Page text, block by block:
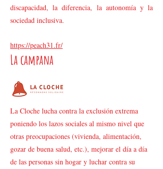
discapacidad, la diferencia, la autonomía y la
sociedad inclusiva.
https://peach31.fr/
La campana
La Cloche lucha contra la exclusión extrema
poniendo los lazos sociales al mismo nivel que
otras preocupaciones (vivienda, alimentación,
gozar de buena salud, etc.), mejorar el día a día
de las personas sin hogar y luchar contra su